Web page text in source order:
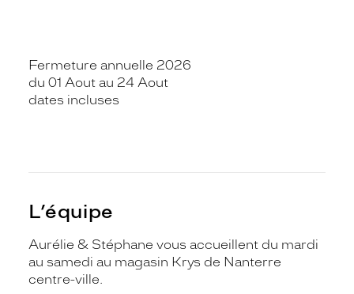
Fermeture annuelle 2026
du 01 Aout au 24 Aout
dates incluses
L’équipe
Aurélie & Stéphane vous accueillent du mardi
au samedi au magasin Krys de Nanterre
centre-ville.